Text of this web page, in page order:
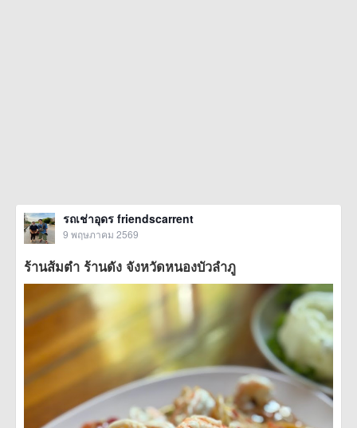
รถเช่าอุดร friendscarrent
9 พฤษภาคม 2569
ร้านส้มตำ ร้านดัง จังหวัดหนองบัวลำภู